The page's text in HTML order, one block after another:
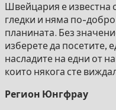
Швейцария е известна
гледки и няма по-
планината. Без
изберете да посетите,
насладите на едни от
които някога сте
Регион Юнгфрау